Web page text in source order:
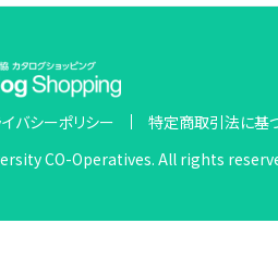
バシーポリシー
特定商取引法に基
CO-Operatives. All rights